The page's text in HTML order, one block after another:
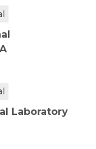
Laboratory